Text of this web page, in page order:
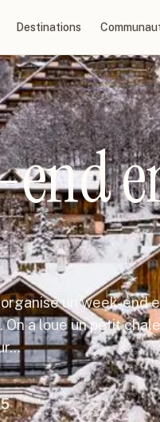
Destinations
end
un week-end
a loue un petit